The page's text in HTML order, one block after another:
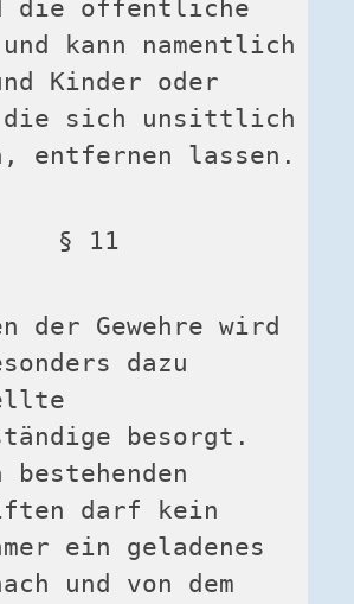
die öffentliche
und kann namentlich
Kinder oder
die sich unsittlich
entfernen lassen.
§ 11
der Gewehre wird
dazu
besorgt.
bestehenden
darf kein
ein geladenes
und von dem